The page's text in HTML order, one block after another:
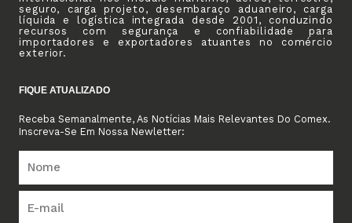
seguro, carga projeto, desembaraço aduaneiro, carga
líquida e logística integrada desde 2001, conduzindo
recursos com segurança e confiabilidade para
importadores e exportadores atuantes no comércio
exterior.
FIQUE ATUALIZADO
Receba Semanalmente, As Notícias Mais Relevantes Do Comex.
Inscreva-Se Em Nossa Newletter: